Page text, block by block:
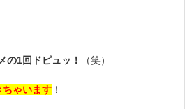
の1回ドピュッ！
（笑）
ちゃいます ！